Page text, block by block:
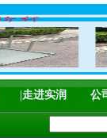
走进实润 公